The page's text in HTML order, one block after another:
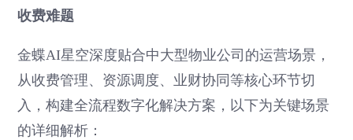
收费难题
金蝶AI星空深度贴合中大型物业公司的运营场景，
从收费管理、资源调度、业财协同等核心环节切
入，构建全流程数字化解决方案，以下为关键场景
的详细解析：